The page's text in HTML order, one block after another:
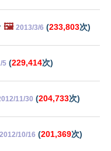
🖼️ 2013/3/6 (233,803次)
5 (229,414次)
11/30 (204,733次)
2012/10/16 (201,369次)